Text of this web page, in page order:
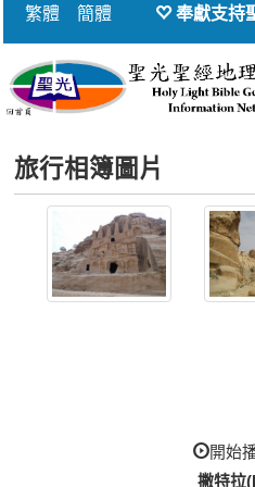
繁體 簡體 奉獻支持
旅行相簿圖片
開始
撇特拉